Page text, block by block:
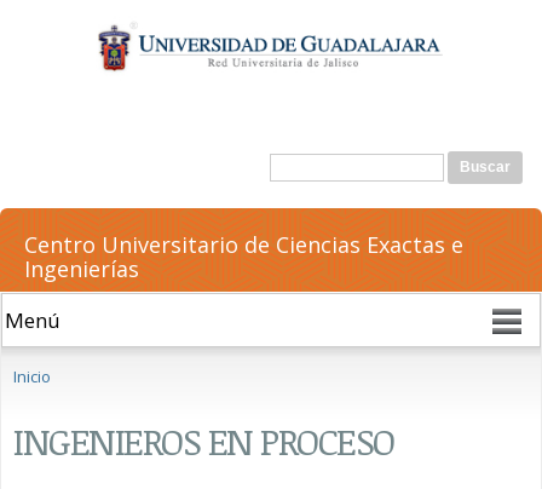
contenido
principal
Formulario de búsqueda
Buscar
Centro Universitario de Ciencias Exactas e
Ingenierías
Inicio
INGENIEROS EN PROCESO